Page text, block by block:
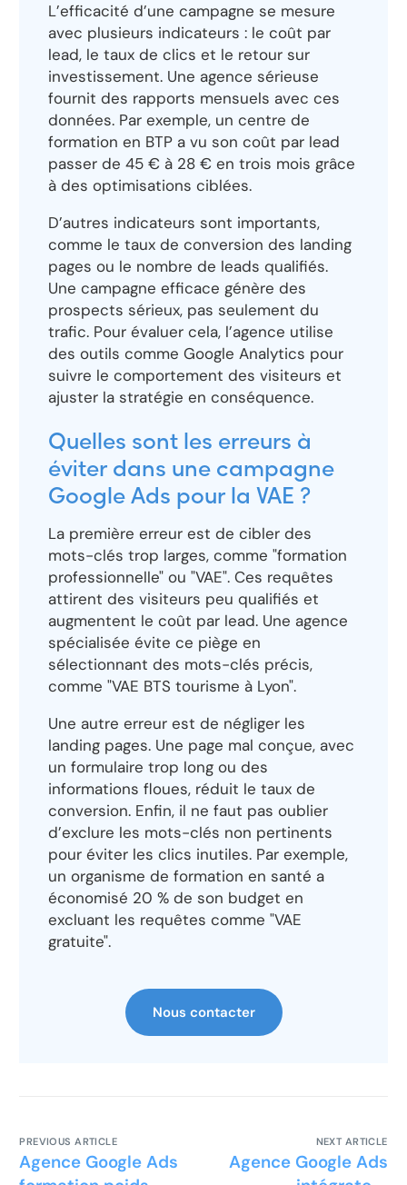
L’efficacité d’une campagne se mesure
avec plusieurs indicateurs : le coût par
lead, le taux de clics et le retour sur
investissement. Une agence sérieuse
fournit des rapports mensuels avec ces
données. Par exemple, un centre de
formation en BTP a vu son coût par lead
passer de 45 € à 28 € en trois mois grâce
à des optimisations ciblées.
D’autres indicateurs sont importants,
comme le taux de conversion des landing
pages ou le nombre de leads qualifiés.
Une campagne efficace génère des
prospects sérieux, pas seulement du
trafic. Pour évaluer cela, l’agence utilise
des outils comme Google Analytics pour
suivre le comportement des visiteurs et
ajuster la stratégie en conséquence.
Quelles sont les erreurs à
éviter dans une campagne
Google Ads pour la VAE ?
La première erreur est de cibler des
mots-clés trop larges, comme "formation
professionnelle" ou "VAE". Ces requêtes
attirent des visiteurs peu qualifiés et
augmentent le coût par lead. Une agence
spécialisée évite ce piège en
sélectionnant des mots-clés précis,
comme "VAE BTS tourisme à Lyon".
Une autre erreur est de négliger les
landing pages. Une page mal conçue, avec
un formulaire trop long ou des
informations floues, réduit le taux de
conversion. Enfin, il ne faut pas oublier
d’exclure les mots-clés non pertinents
pour éviter les clics inutiles. Par exemple,
un organisme de formation en santé a
économisé 20 % de son budget en
excluant les requêtes comme "VAE
gratuite".
Nous contacter
PREVIOUS ARTICLE
Agence Google Ads
NEXT ARTICLE
Agence Google Ads